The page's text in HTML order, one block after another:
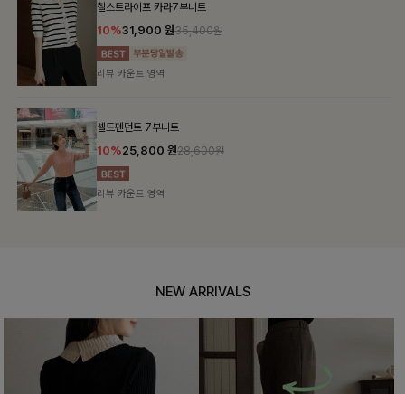
칠스트라이프 카라7부니트
10%31,900 원35,400원
리뷰 카운트 영역
셀드펜던트 7부니트
10%25,800 원28,600원
리뷰 카운트 영역
NEW ARRIVALS